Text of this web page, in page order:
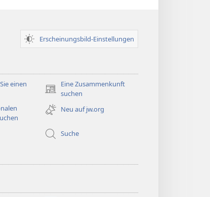
Erscheinungsbild-Einstellungen
einen
Eine Zusammenkunft
suchen
(öffnet
neues
Fenster)Neu auf jw.org
Suche